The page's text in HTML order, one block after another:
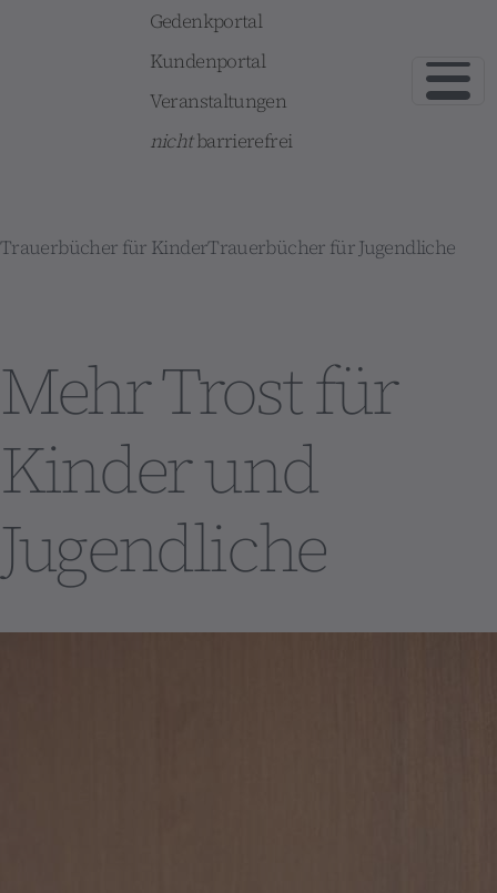
Gedenkportal
Kundenportal
Veranstaltungen
nichtbarrierefrei
Trauerbücher für KinderTrauerbücher für Jugendliche
Mehr Trost für
Kinder und
Jugendliche